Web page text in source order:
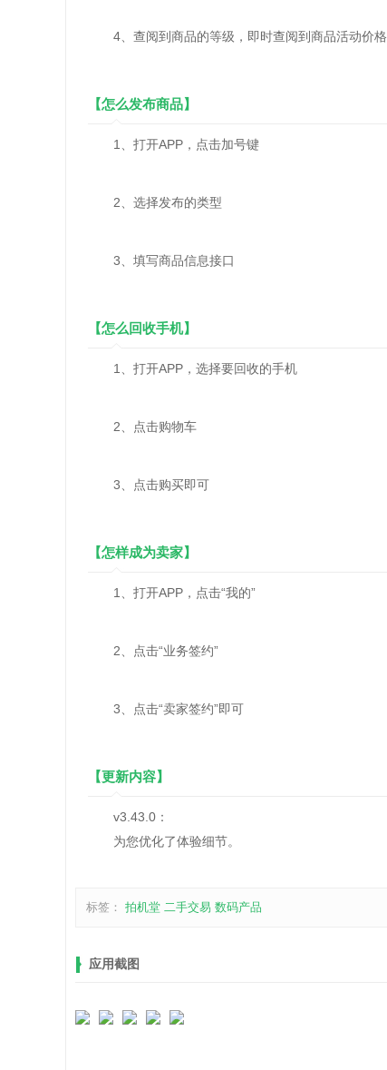
4、查阅到商品的等级，即时查阅到商品活动价格
【怎么发布商品】
1、打开APP，点击加号键
2、选择发布的类型
3、填写商品信息接口
【怎么回收手机】
1、打开APP，选择要回收的手机
2、点击购物车
3、点击购买即可
【怎样成为卖家】
1、打开APP，点击“我的”
2、点击“业务签约”
3、点击“卖家签约”即可
【更新内容】
v3.43.0：
为您优化了体验细节。
标签： 拍机堂 二手交易 数码产品
应用截图